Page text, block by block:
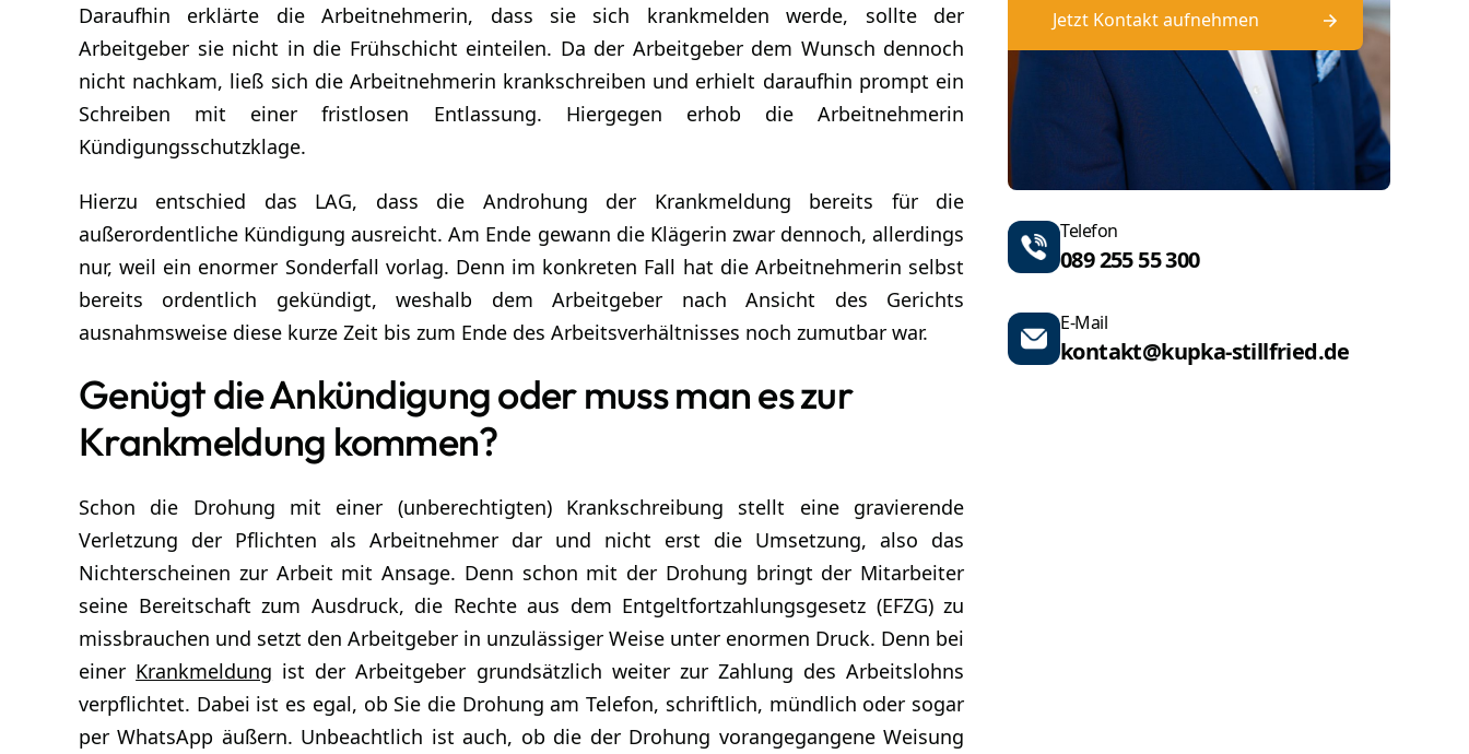
Daraufhin erklärte die Arbeitnehmerin, dass sie sich krankmelden werde, sollte der
Arbeitgeber sie nicht in die Frühschicht einteilen. Da der Arbeitgeber dem Wunsch dennoch
nicht nachkam, ließ sich die Arbeitnehmerin krankschreiben und erhielt daraufhin prompt ein
Schreiben mit einer fristlosen Entlassung. Hiergegen erhob die Arbeitnehmerin
Kündigungsschutzklage.
Hierzu entschied das LAG, dass die Androhung der Krankmeldung bereits für die
außerordentliche Kündigung ausreicht. Am Ende gewann die Klägerin zwar dennoch, allerdings
nur, weil ein enormer Sonderfall vorlag. Denn im konkreten Fall hat die Arbeitnehmerin selbst
bereits ordentlich gekündigt, weshalb dem Arbeitgeber nach Ansicht des Gerichts
ausnahmsweise diese kurze Zeit bis zum Ende des Arbeitsverhältnisses noch zumutbar war.
Genügt die Ankündigung oder muss man es zur
Krankmeldung kommen?
Schon die Drohung mit einer (unberechtigten) Krankschreibung stellt eine gravierende
Verletzung der Pflichten als Arbeitnehmer dar und nicht erst die Umsetzung, also das
Nichterscheinen zur Arbeit mit Ansage. Denn schon mit der Drohung bringt der Mitarbeiter
seine Bereitschaft zum Ausdruck, die Rechte aus dem Entgeltfortzahlungsgesetz (EFZG) zu
missbrauchen und setzt den Arbeitgeber in unzulässiger Weise unter enormen Druck. Denn bei
einer Krankmeldung ist der Arbeitgeber grundsätzlich weiter zur Zahlung des Arbeitslohns
verpflichtet. Dabei ist es egal, ob Sie die Drohung am Telefon, schriftlich, mündlich oder sogar
per WhatsApp äußern. Unbeachtlich ist auch, ob die der Drohung vorangegangene Weisung
Jetzt Kontakt aufnehmen
Telefon
089 255 55 300
E-Mail
kontakt@kupka-stillfried.de